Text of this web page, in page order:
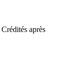
Crédités après